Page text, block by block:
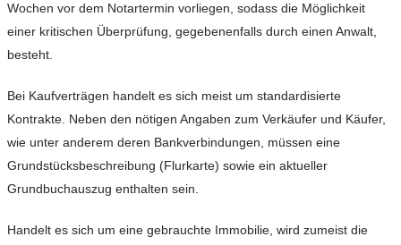
Wochen vor dem Notartermin vorliegen, sodass die Möglichkeit
einer kritischen Überprüfung, gegebenenfalls durch einen Anwalt,
besteht.
Bei Kaufverträgen handelt es sich meist um standardisierte
Kontrakte. Neben den nötigen Angaben zum Verkäufer und Käufer,
wie unter anderem deren Bankverbindungen, müssen eine
Grundstücksbeschreibung (Flurkarte) sowie ein aktueller
Grundbuchauszug enthalten sein.
Handelt es sich um eine gebrauchte Immobilie, wird zumeist die